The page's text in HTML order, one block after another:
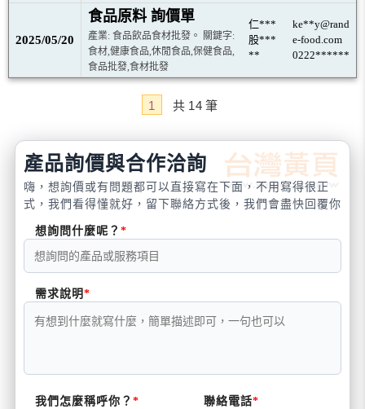
2025/05/20
食品原料 詢價單
產業: 食品飲品食材批發。 關鍵字:
食材,健康食品,休閒食品,保健食品,
食品批發,食材批發
仁***
股***
**
ke**y@rand
e-food.com
0222******
1 共 14 筆
產品詢價與合作洽詢
嗨，想詢價或有問題都可以直接寫在下面，不用寫得很正
式，我們看得懂就好，留下聯絡方式後，我們會盡快回覆你
想詢問什麼呢？
需求說明
我們怎麼稱呼你？ 聯絡電話